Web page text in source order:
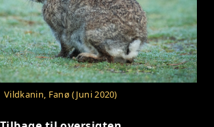
Vildkanin, Fanø (Juni 2020)